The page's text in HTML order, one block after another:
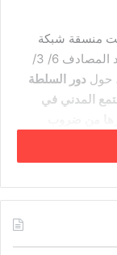
منسقة شبكة
النساء العراقيات في الجلسة الحوارية يوم الاحد المصادف 6/ 3/
دور السلطة
المدني في
مناهضة التعذيب،
المدني الى